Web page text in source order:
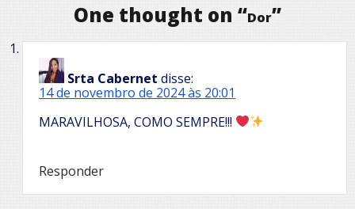
One thought on “Dor”
Srta Cabernet disse:
14 de novembro de 2024 às 20:01
MARAVILHOSA, COMO SEMPRE!!!
Responder